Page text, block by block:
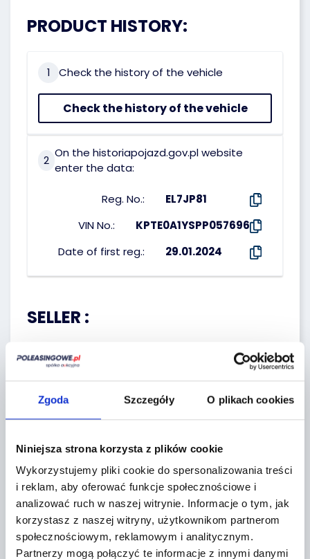
Zgoda Szczegóły O plikach cookies
Niniejsza strona korzysta z plików cookie
Wykorzystujemy pliki cookie do spersonalizowania treści
i reklam, aby oferować funkcje społecznościowe i
analizować ruch w naszej witrynie. Informacje o tym, jak
korzystasz z naszej witryny, użytkownikom partnerom
społecznościowym, reklamowym i analitycznym.
Partnerzy mogą połączyć te informacje z innymi danymi
PRODUCT HISTORY:
1 Check the history of the vehicle
Check the history of the vehicle
2
On the historiapojazd.gov.pl website
enter the data:
Reg. No.:
EL7JP81
VIN No.:
KPTE0A1YSPP057696
Date of first reg.:
29.01.2024
SELLER :
Seller`s terms and conditions
Localization:
Tarczyn,